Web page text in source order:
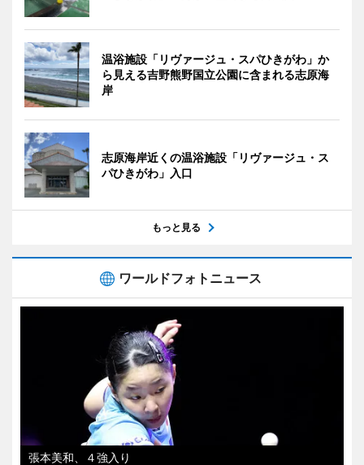
温浴施設「リヴァージュ・スパひきがわ」か
ら見える吉野熊野国立公園に含まれる志原海
岸
志原海岸近くの温浴施設「リヴァージュ・ス
パひきがわ」入口
もっと見る
ワールドフォトニュース
張本美和、４強入り